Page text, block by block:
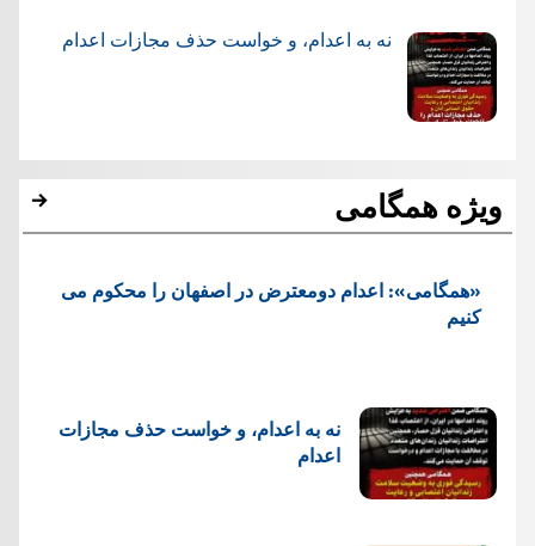
نه به اعدام، و خواست حذف مجازات اعدام
ویژه همگامی
«همگامی»: اعدام دومعترض در اصفهان را محکوم می
کنیم
نه به اعدام، و خواست حذف مجازات
اعدام